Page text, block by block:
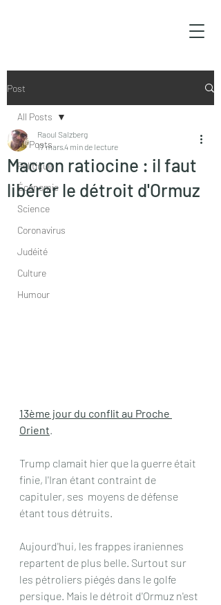
Post
All Posts
Politique
Économie
Science
Coronavirus
Judéité
Culture
Humour
All Posts
Macron ratiocine : il faut
libérer le détroit d'Ormuz
Raoul Salzberg
17 mars4 min de lecture
13ème jour du conflit au Proche
Orient.
Trump clamait hier que la guerre était
finie, l'Iran étant contraint de
capituler, ses  moyens de défense
étant tous détruits.
Aujourd'hui, les frappes iraniennes
repartent de plus belle. Surtout sur
les pétroliers piégés dans le golfe
persique. Mais le détroit d'Ormuz n'est